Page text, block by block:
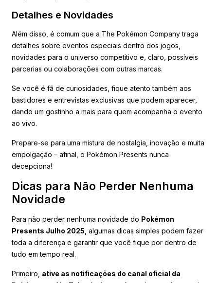
Detalhes e Novidades
Além disso, é comum que a The Pokémon Company traga
detalhes sobre eventos especiais dentro dos jogos,
novidades para o universo competitivo e, claro, possíveis
parcerias ou colaborações com outras marcas.
Se você é fã de curiosidades, fique atento também aos
bastidores e entrevistas exclusivas que podem aparecer,
dando um gostinho a mais para quem acompanha o evento
ao vivo.
Prepare-se para uma mistura de nostalgia, inovação e muita
empolgação – afinal, o Pokémon Presents nunca
decepciona!
Dicas para Não Perder Nenhuma
Novidade
Para não perder nenhuma novidade do Pokémon
Presents Julho 2025 , algumas dicas simples podem fazer
toda a diferença e garantir que você fique por dentro de
tudo em tempo real.
Primeiro, ative as notificações do canal oficial da